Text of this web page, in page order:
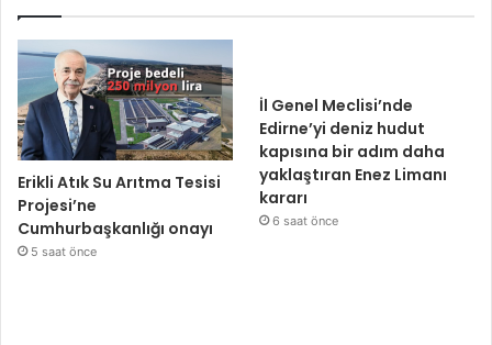
Erikli Atık Su Arıtma Tesisi
Projesi’ne
Cumhurbaşkanlığı onayı
5 saat önce
İl Genel Meclisi’nde
Edirne’yi deniz hudut
kapısına bir adım daha
yaklaştıran Enez Limanı
kararı
6 saat önce